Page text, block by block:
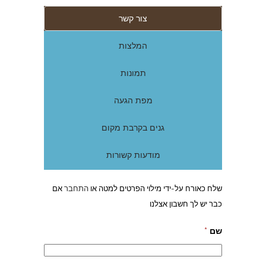
צור קשר
המלצות
תמונות
מפת הגעה
גנים בקרבת מקום
מודעות קשורות
שלח כאורח על-ידי מילוי הפרטים למטה או התחבראם
כבר יש לך חשבון אצלנו
שם *